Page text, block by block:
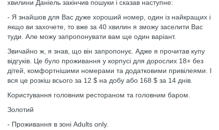
хвилини Даніель закінчив пошуки і сказав наступне:
- Я знайшов для Вас дуже хороший номер, один із найкращих і
якщо ви захочете, то вже за 40 хвилин я зможу заселити Вас
туди. Але можу запропонувати вам ще один варіант.
Звичайно ж, я знав, що він запропонує. Адже я прочитав купу
відгуків. Це було проживання у корпусі для дорослих 18+ без
дітей, комфортнішими номерами та додатковими привілеями. І
вся це розкіш всього за 12 $ на добу або 168 $ за 14 днів.
Користування головним рестораном та головним баром.
Золотий
- Проживання в зоні Adults only.